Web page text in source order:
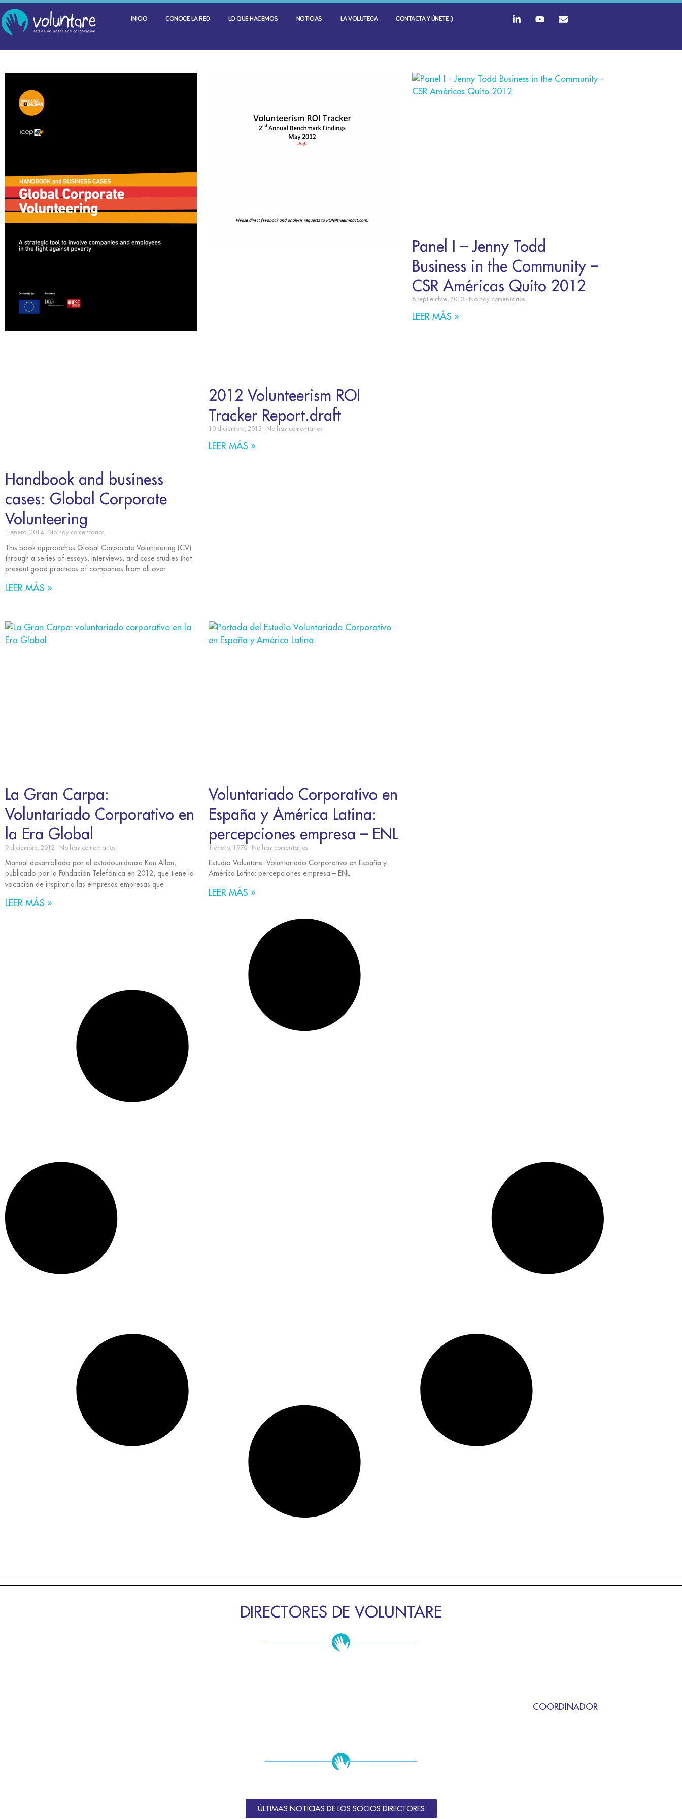
INICIO CONOCE LA RED LO QUE HACEMOS NOTICIAS LA VOLUTECA CONTACTA Y ÚNETE :)
Handbook and business
cases: Global Corporate
Volunteering
1 enero, 2014 No hay comentarios
This book approaches Global Corporate Volunteering (CV)
through a series of essays, interviews, and case studies that
present good practices of companies from all over
LEER MÁS »
2012 Volunteerism ROI
Tracker Report.draft
10 diciembre, 2013 No hay comentarios
LEER MÁS »
Panel I – Jenny Todd
Business in the Community –
CSR Américas Quito 2012
8 septiembre, 2013 No hay comentarios
LEER MÁS »
La Gran Carpa:
Voluntariado Corporativo en
la Era Global
9 diciembre, 2012 No hay comentarios
Manual desarrollado por el estadounidense Ken Allen,
publicado por la Fundación Telefónica en 2012, que tiene la
vocación de inspirar a las empresas empresas que
LEER MÁS »
Voluntariado Corporativo en
España y América Latina:
percepciones empresa – ENL
1 enero, 1970 No hay comentarios
Estudio Voluntare: Voluntariado Corporativo en España y
América Latina: percepciones empresa – ENL
LEER MÁS »
DIRECTORES DE VOLUNTARE
COORDINADOR
ÚLTIMAS NOTICIAS DE LOS SOCIOS DIRECTORES